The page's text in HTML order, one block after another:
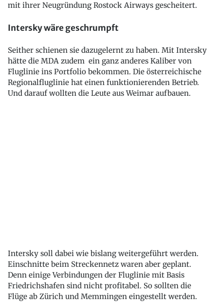
mit ihrer Neugründung Rostock Airways gescheitert.
Intersky wäre geschrumpft
Seither schienen sie dazugelernt zu haben. Mit Intersky
hätte die MDA zudem ein ganz anderes Kaliber von
Fluglinie ins Portfolio bekommen. Die österreichische
Regionalfluglinie hat einen funktionierenden Betrieb.
Und darauf wollten die Leute aus Weimar aufbauen.
Intersky soll dabei wie bislang weitergeführt werden.
Einschnitte beim Streckennetz waren aber geplant.
Denn einige Verbindungen der Fluglinie mit Basis
Friedrichshafen sind nicht profitabel. So sollten die
Flüge ab Zürich und Memmingen eingestellt werden.